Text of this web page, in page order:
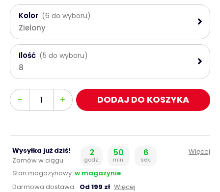
Kolor (6 do wyboru)
Zielony
Ilość (5 do wyboru)
8
-
Ilość + DODAJ DO KOSZYKA
Wysyłka już dziś!
Zamów w ciągu:
2
godz.
50
min.
6
sek.
Więcej
Stan magazynowy: w magazynie
Darmowa dostawa: Od 199 zł Więcej